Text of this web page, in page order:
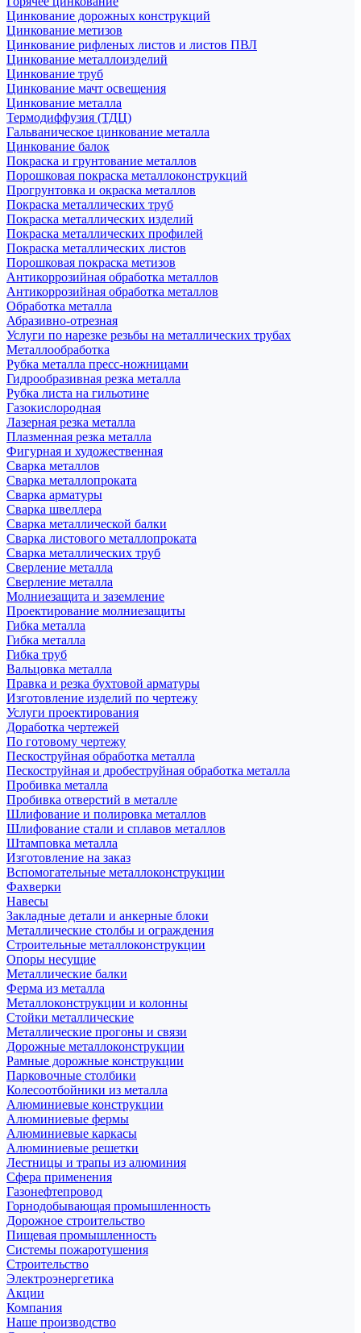
Цинкование дорожных конструкций
Цинкование метизов
Цинкование рифленых листов и листов ПВЛ
Цинкование металлоизделий
Цинкование труб
Цинкование мачт освещения
Цинкование металла
Термодиффузия (ТДЦ)
Гальваническое цинкование металла
Цинкование балок
Покраска и грунтование металлов
Порошковая покраска металлоконструкций
Прогрунтовка и окраска металлов
Покраска металлических труб
Покраска металлических изделий
Покраска металлических профилей
Покраска металлических листов
Порошковая покраска метизов
Антикоррозийная обработка металлов
Антикоррозийная обработка металлов
Обработка металла
Абразивно-отрезная
Услуги по нарезке резьбы на металлических трубах
Металлообработка
Рубка металла пресс-ножницами
Гидрообразивная резка металла
Рубка листа на гильотине
Газокислородная
Лазерная резка металла
Плазменная резка металла
Фигурная и художественная
Сварка металлов
Сварка металлопроката
Сварка арматуры
Сварка швеллера
Сварка металлической балки
Сварка листового металлопроката
Сварка металлических труб
Сверление металла
Сверление металла
Молниезащита и заземление
Проектирование молниезащиты
Гибка металла
Гибка металла
Гибка труб
Вальцовка металла
Правка и резка бухтовой арматуры
Изготовление изделий по чертежу
Услуги проектирования
Доработка чертежей
По готовому чертежу
Пескоструйная обработка металла
Пескоструйная и дробеструйная обработка металла
Пробивка металла
Пробивка отверстий в металле
Шлифование и полировка металлов
Шлифование стали и сплавов металлов
Штамповка металла
Изготовление на заказ
Вспомогательные металлоконструкции
Фахверки
Навесы
Закладные детали и анкерные блоки
Металлические столбы и ограждения
Строительные металлоконструкции
Опоры несущие
Металлические балки
Ферма из металла
Металлоконструкции и колонны
Стойки металлические
Металлические прогоны и связи
Дорожные металлоконструкции
Рамные дорожные конструкции
Парковочные столбики
Колесоотбойники из металла
Алюминиевые конструкции
Алюминиевые фермы
Алюминиевые каркасы
Алюминиевые решетки
Лестницы и трапы из алюминия
Сфера применения
Газонефтепровод
Горнодобывающая промышленность
Дорожное строительство
Пищевая промышленность
Системы пожаротушения
Строительство
Электроэнергетика
Акции
Компания
Наше производство